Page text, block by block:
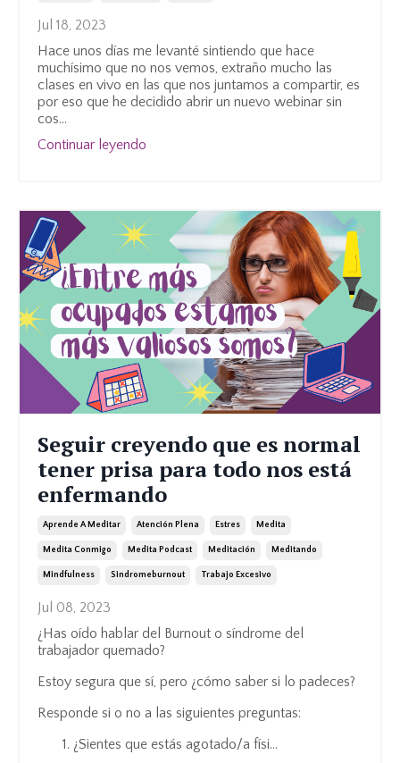
Jul 18, 2023
Hace unos días me levanté sintiendo que hace
muchísimo que no nos vemos, extraño mucho las
clases en vivo en las que nos juntamos a compartir, es
por eso que he decidido abrir un nuevo webinar sin
cos...
Continuar leyendo
Seguir creyendo que es normal
tener prisa para todo nos está
enfermando
Aprende A Meditar Atención Plena Estres Medita
Medita Conmigo Medita Podcast Meditación Meditando
Mindfulness Sindromeburnout Trabajo Excesivo
Jul 08, 2023
¿Has oído hablar del Burnout o síndrome del
trabajador quemado?
Estoy segura que sí, pero ¿cómo saber si lo padeces?
Responde si o no a las siguientes preguntas:
¿Sientes que estás agotado/a físi...